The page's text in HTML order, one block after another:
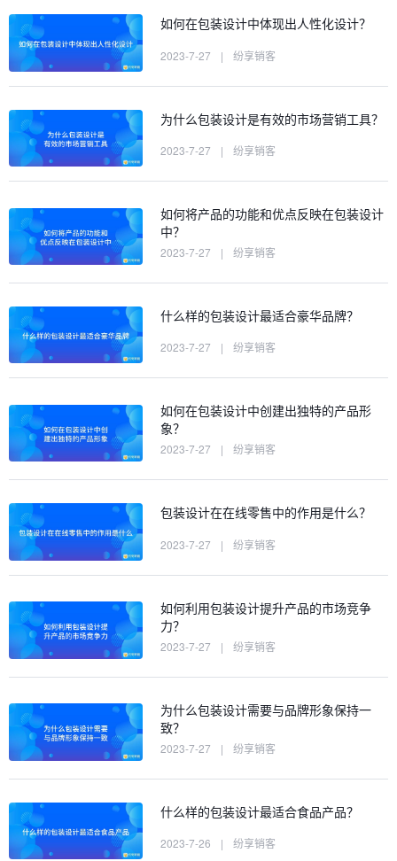
如何在包装设计中体现出人性化设计？
2023-7-27 | 纷享销客
为什么包装设计是有效的市场营销工具？
2023-7-27 | 纷享销客
如何将产品的功能和优点反映在包装设计
中？
2023-7-27 | 纷享销客
什么样的包装设计最适合豪华品牌？
2023-7-27 | 纷享销客
如何在包装设计中创建出独特的产品形
象？
2023-7-27 | 纷享销客
包装设计在在线零售中的作用是什么？
2023-7-27 | 纷享销客
如何利用包装设计提升产品的市场竞争
力？
2023-7-27 | 纷享销客
为什么包装设计需要与品牌形象保持一
致？
2023-7-27 | 纷享销客
什么样的包装设计最适合食品产品？
2023-7-26 | 纷享销客